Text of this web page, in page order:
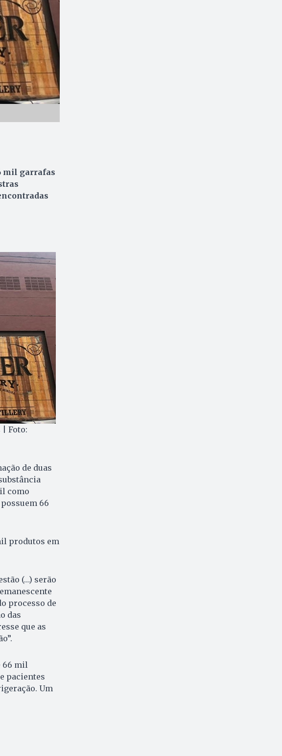
mil garrafas
| Foto:
de duas
como
66
produtos em
(…) serão
processo de
das
que as
66 mil
pacientes
Um